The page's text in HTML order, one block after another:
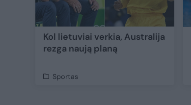
Kol lietuviai verkia, Australija
rezga naują planą
Sportas